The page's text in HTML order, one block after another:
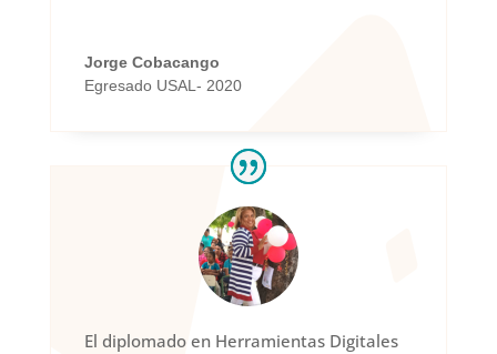
Jorge Cobacango
Egresado USAL- 2020
El diplomado en Herramientas Digitales